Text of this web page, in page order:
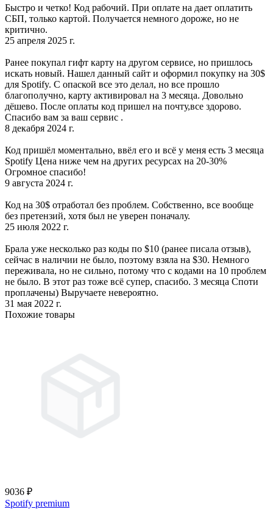
Быстро и четко! Код рабочий. При оплате на дает оплатить
СБП, только картой. Получается немного дороже, но не
критично.
25 апреля 2025 г.
Ранее покупал гифт карту на другом сервисе, но пришлось
искать новый. Нашел данный сайт и оформил покупку на 30$
для Spotify. С опаской все это делал, но все прошло
благополучно, карту активировал на 3 месяца. Довольно
дёшево. После оплаты код пришел на почту,все здорово.
Спасибо вам за ваш сервис .
8 декабря 2024 г.
Код пришёл моментально, ввёл его и всё у меня есть 3 месяца
Spotify Цена ниже чем на других ресурсах на 20-30%
Огромное спасибо!
9 августа 2024 г.
Код на 30$ отработал без проблем. Собственно, все вообще
без претензий, хотя был не уверен поначалу.
25 июля 2022 г.
Брала уже несколько раз коды по $10 (ранее писала отзыв),
сейчас в наличии не было, поэтому взяла на $30. Немного
переживала, но не сильно, потому что с кодами на 10 проблем
не было. В этот раз тоже всё супер, спасибо. 3 месяца Споти
проплачены) Выручаете невероятно.
31 мая 2022 г.
Похожие товары
9036 ₽
Spotify premium